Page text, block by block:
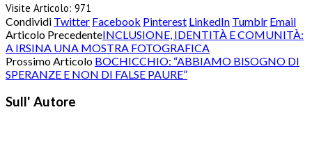
Visite Articolo: 971
Condividi Twitter Facebook Pinterest LinkedIn Tumblr Email
Articolo PrecedenteINCLUSIONE, IDENTITÀ E COMUNITÀ:
A IRSINA UNA MOSTRA FOTOGRAFICA
Prossimo Articolo BOCHICCHIO: “ABBIAMO BISOGNO DI
SPERANZE E NON DI FALSE PAURE”
Sull' Autore